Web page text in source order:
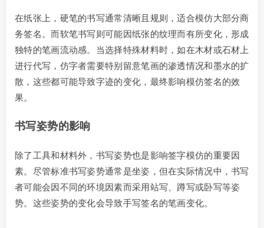
在纸张上，硬笔的书写通常清晰且规则，适合模仿大部分商
务签名。而软笔书写则可能因纸张的纹理而有所变化，形成
独特的笔画流动感。当选择特殊材料时，如在木材或石材上
进行代写，仿字者需要特别留意笔画的渗透情况和墨水的扩
散，这些都可能导致字迹的变化，最终影响模仿签名的效
果。
书写姿势的影响
除了工具和材料外，书写姿势也是影响签字模仿的重要因
素。尽管标准书写姿势通常是坐姿，但在实际情况中，书写
者可能会因不同的环境因素而采用站写、蹲写或卧写等姿
势。这些姿势的变化会导致手写签名的笔画变化。